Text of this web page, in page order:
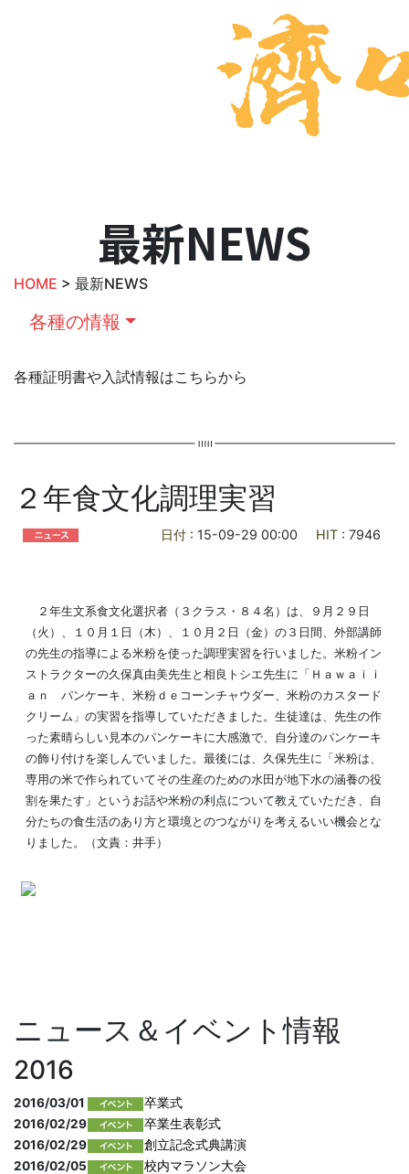
最新NEWS
HOME > 最新NEWS
各種の情報
各種証明書や入試情報はこちらから
２年食文化調理実習
日付 : 15-09-29 00:00 HIT : 7946
２年生文系食文化選択者（３クラス・８４名）は、９月２９日
（火）、１０月１日（木）、１０月２日（金）の３日間、外部講師
の先生の指導による米粉を使った調理実習を行いました。米粉イン
ストラクターの久保真由美先生と相良トシエ先生に「Ｈａｗａｉｉ
ａｎ パンケーキ、米粉ｄｅコーンチャウダー、米粉のカスタード
クリーム」の実習を指導していただきました。生徒達は、先生の作
った素晴らしい見本のパンケーキに大感激で、自分達のパンケーキ
の飾り付けを楽しんでいました。最後には、久保先生に「米粉は、
専用の米で作られていてその生産のための水田が地下水の涵養の役
割を果たす」というお話や米粉の利点について教えていただき、自
分たちの食生活のあり方と環境とのつながりを考えるいい機会とな
りました。（文責：井手）
ニュース＆イベント情報
2016
2016/03/01
卒業式
2016/02/29
卒業生表彰式
2016/02/29
創立記念式典講演
2016/02/05
校内マラソン大会